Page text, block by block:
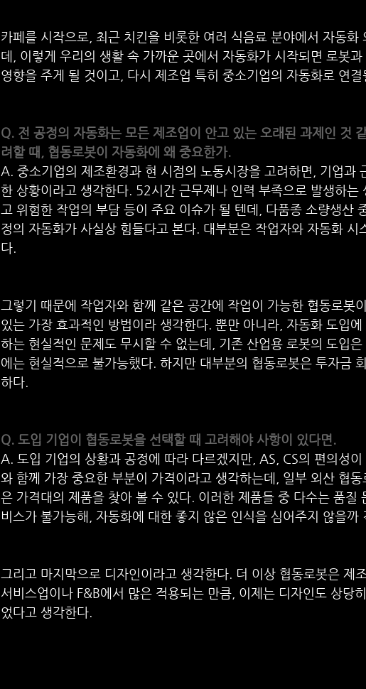
카페를 시작으로, 최근 치킨을 비롯한 여러 식음료 분야에서 자동화
데, 이렇게 우리의 생활 속 가까운 곳에서 자동화가 시작되면 로봇
영향을 주게 될 것이고, 다시 제조업 특히 중소기업의 자동화로 연결
Q. 전 공정의 자동화는 모든 제조업이 안고 있는 오래된 과제인 것
려할 때, 협동로봇이 자동화에 왜 중요한가.
A. 중소기업의 제조환경과 현 시점의 노동시장을 고려하면, 기업과
한 상황이라고 생각한다. 52시간 근무제나 인력 부족으로 발생하는
고 위험한 작업의 부담 등이 주요 이슈가 될 텐데, 다품종 소량생산
정의 자동화가 사실상 힘들다고 본다. 대부분은 작업자와 자동화 시
다.
그렇기 때문에 작업자와 함께 같은 공간에 작업이 가능한 협동로봇
있는 가장 효과적인 방법이라 생각한다. 뿐만 아니라, 자동화 도입
하는 현실적인 문제도 무시할 수 없는데, 기존 산업용 로봇의 도입
에는 현실적으로 불가능했다. 하지만 대부분의 협동로봇은 투자금
하다.
Q. 도입 기업이 협동로봇을 선택할 때 고려해야 사항이 있다면.
A. 도입 기업의 상황과 공정에 따라 다르겠지만, AS, CS의 편의성
와 함께 가장 중요한 부분이 가격이라고 생각하는데, 일부 외산 협
은 가격대의 제품을 찾아 볼 수 있다. 이러한 제품들 중 다수는 품질
비스가 불가능해, 자동화에 대한 좋지 않은 인식을 심어주지 않을까
그리고 마지막으로 디자인이라고 생각한다. 더 이상 협동로봇은 제
서비스업이나 F&B에서 많은 적용되는 만큼, 이제는 디자인도 상당
었다고 생각한다.